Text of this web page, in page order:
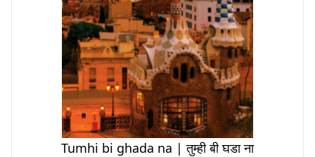
Tumhi bi ghada na | तुम्ही बी घडा ना